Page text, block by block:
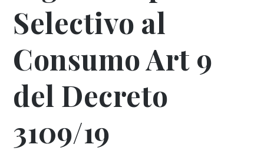
Selectivo al
Consumo Art 9
del Decreto
3109/19